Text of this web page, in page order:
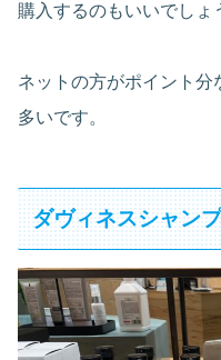
購入するのもいいでしょ
ネットの方がポイント
多いです。
ダヴィネスシャン